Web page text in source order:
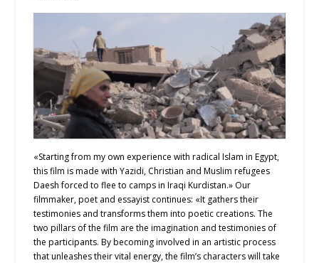
«Starting from my own experience with radical Islam in Egypt,
this film is made with Yazidi, Christian and Muslim refugees
Daesh forced to flee to camps in Iraqi Kurdistan.» Our
filmmaker, poet and essayist continues: «It gathers their
testimonies and transforms them into poetic creations. The
two pillars of the film are the imagination and testimonies of
the participants. By becoming involved in an artistic process
that unleashes their vital energy, the film’s characters will take